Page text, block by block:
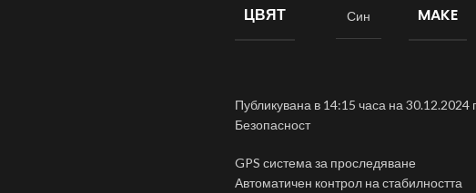
ЦВЯТ Син MAKE
Публикувана в 14:15 часа на 30.12.2024
Безопасност
GPS система за проследяване
Автоматичен контрол на стабилността